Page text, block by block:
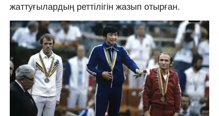
жаттуғылардың реттілігін жазып отырған.